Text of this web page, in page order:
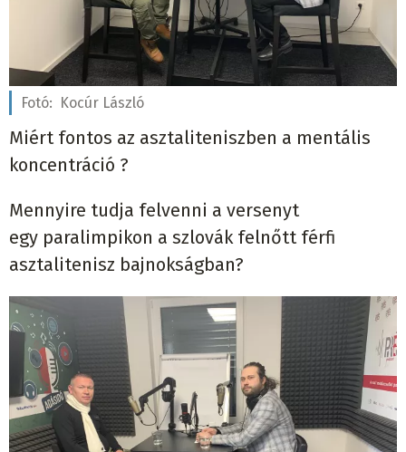
Fotó: Kocúr László
Miért fontos az asztaliteniszben a mentális
koncentráció ?
Mennyire tudja felvenni a versenyt
egy paralimpikon a szlovák felnőtt férfi
asztalitenisz bajnokságban?